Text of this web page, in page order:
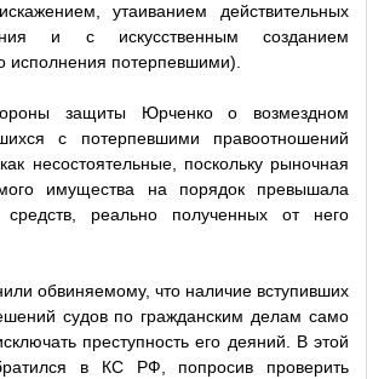
утаиванием действительных
и с искусственным созданием
исполнения потерпевшими).
защиты Юрченко о возмездном
с потерпевшими правоотношений
несостоятельные, поскольку рыночная
имущества на порядок превышала
реально полученных от него
обвиняемому, что наличие вступивших
судов по гражданским делам само
преступность его деяний. В этой
в КС РФ, попросив проверить